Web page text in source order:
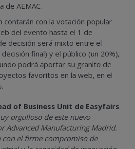
de AEMAC.
contarán con la votación popular
del evento hasta el 1 de
decisión será mixto entre el
final) y el público (un 20%),
podrá aportar su granito de
favoritos en la web, en el
of Business Unit de Easyfairs
orgulloso de este nuevo
Advanced Manufacturing Madrid.
con el firme compromiso de